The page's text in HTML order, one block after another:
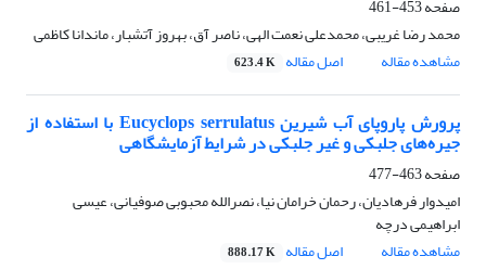
صفحه453-461
محمد رضا غریبی، محمدعلی نعمت الهی، ناصر آق، بهروز آتشبار، ماندانا کاظمی
مشاهده مقاله
اصل مقاله 623.4 K
پرورش پاروپای آب شیرین Eucyclops serrulatus با استفاده از
جیره‌های جلبکی و غیر جلبکی در شرایط آزمایشگاهی
صفحه463-477
امیدوار فرهادیان، رحمان خرامان نیا، نصرالله محبوبی صوفیانی، عیسی
ابراهیمی درچه
مشاهده مقاله
اصل مقاله 888.17 K